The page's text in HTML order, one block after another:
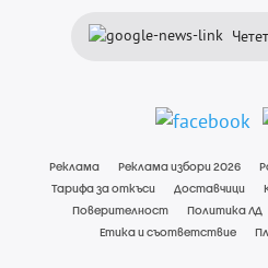
Реклама Реклама избори 2026
Тарифа за откъси
Доставчици
Поверителност
Политика ЛД
Етика и съответствие